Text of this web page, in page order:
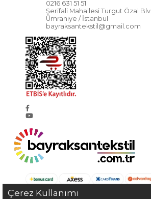
0216 631 51 51
Şerifali Mahallesi Turgut Özal Blv.
Ümraniye / İstanbul
bayraksantekstil@gmail.com
Çerez Kullanımı